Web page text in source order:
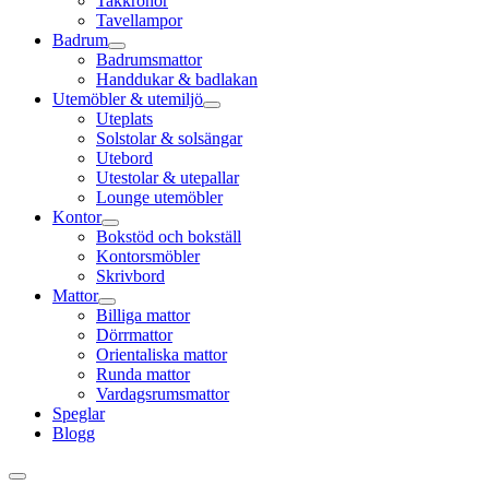
Tavellampor
Badrum
Badrumsmattor
Handdukar & badlakan
Utemöbler & utemiljö
Uteplats
Solstolar & solsängar
Utebord
Utestolar & utepallar
Lounge utemöbler
Kontor
Bokstöd och bokställ
Kontorsmöbler
Skrivbord
Mattor
Billiga mattor
Dörrmattor
Orientaliska mattor
Runda mattor
Vardagsrumsmattor
Speglar
Blogg